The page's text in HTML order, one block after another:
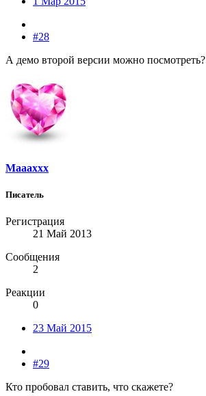
#28
А демо второй версии можно посмотреть?
Maaaxxx
Писатель
Регистрация
21 Май 2013
Сообщения
2
Реакции
0
23 Май 2015
#29
Кто пробовал ставить, что скажете?